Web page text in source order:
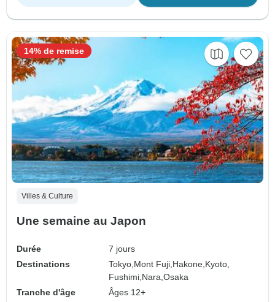
Villes & Culture
Une semaine au Japon
Durée
7 jours
Destinations
Tokyo, Mont Fuji, Hakone, Kyoto,
Fushimi, Nara,Osaka
Tranche d'âge
Âges 12+
14% de remise